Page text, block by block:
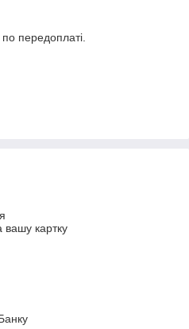
передоплаті.
вашу картку